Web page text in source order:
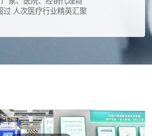
过 人次医疗行业精英汇聚